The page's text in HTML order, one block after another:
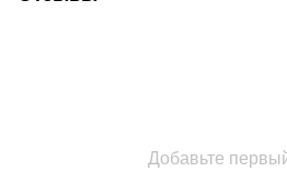
Добавьте